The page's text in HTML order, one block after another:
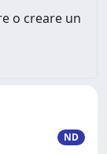
o creare un
ND